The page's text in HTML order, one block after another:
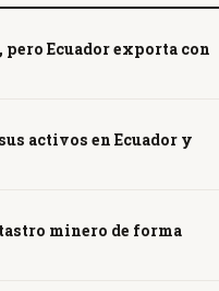
Ecuador exporta con
activos en Ecuador y
minero de forma